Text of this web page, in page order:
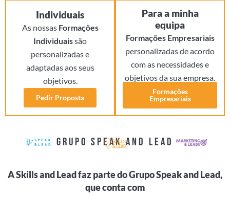
Individuais
As nossas Formações
Individuaissão
personalizadas e
adaptadas aos seus
objetivos.
Pedir Proposta
Para a minha
equipa
Formações Empresariais
personalizadas de acordo
com as necessidades e
objetivos da sua empresa.
Formações
Empresariais
GRUPO SPEAK AND LEAD
A Skills and Lead faz parte do Grupo Speak and Lead,
que conta com